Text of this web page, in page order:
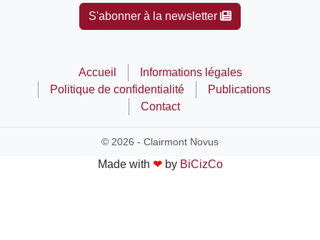
S'abonner à la newsletter
Accueil
Informations légales
Politique de confidentialité
Publications
Contact
© 2026 - Clairmont Novus
Made with ❤by BiCizCo